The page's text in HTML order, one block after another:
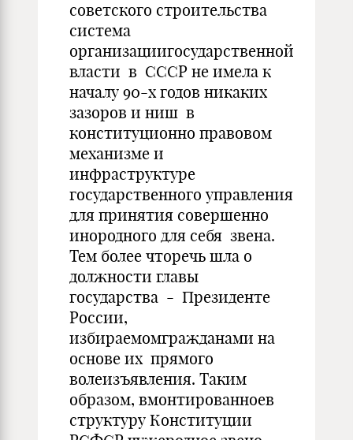
советского строительства
система
организациигосударственной
власти в СССР не имела к
началу 90-х годов никаких
зазоров и ниш в
конституционно правовом
механизме и
инфраструктуре
государственного управления
для принятия совершенно
инородного для себя звена.
Тем более чторечь шла о
должности главы
государства - Президенте
России,
избираемомгражданами на
основе их прямого
волеизъявления. Таким
образом, вмонтированноев
структуру Конституции